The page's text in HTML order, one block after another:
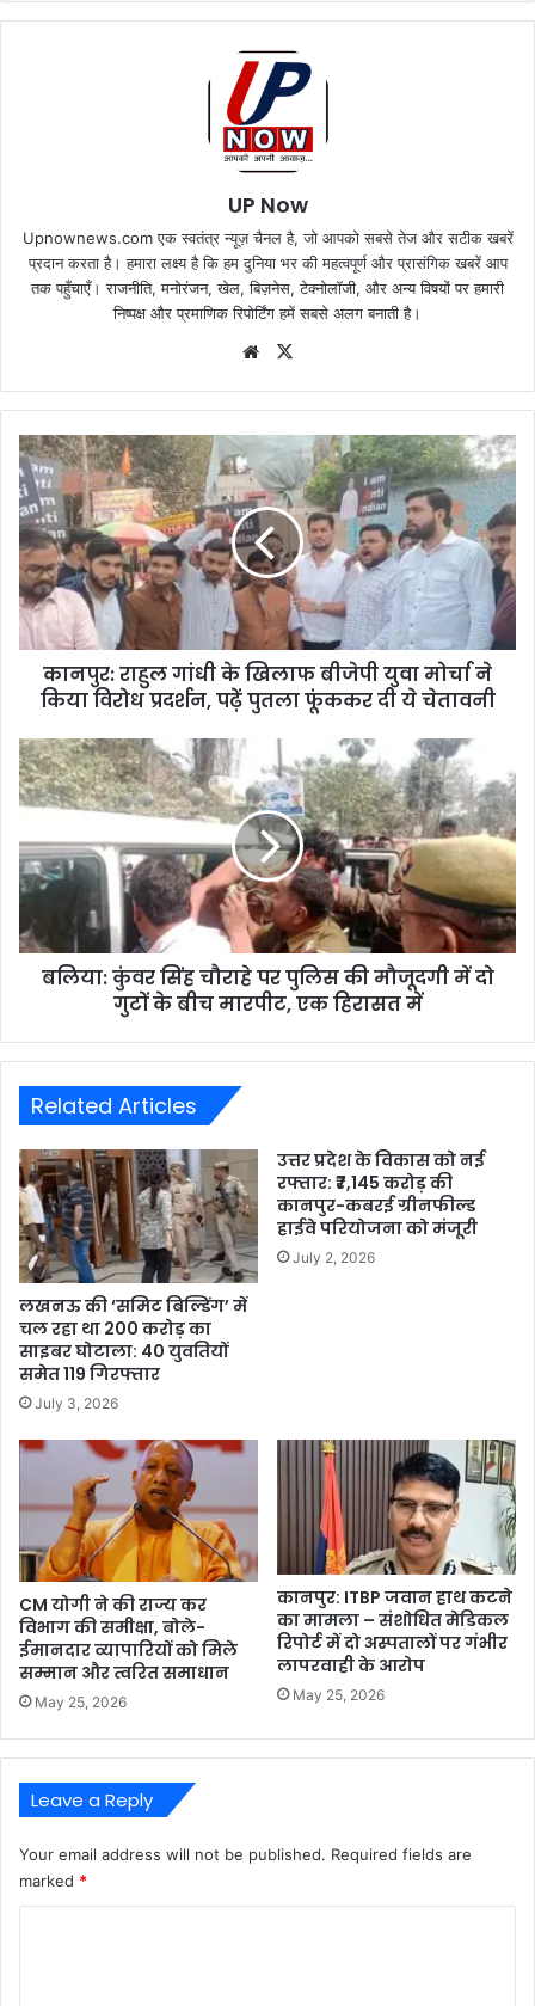
UP Now
Upnownews.com एक स्वतंत्र न्यूज़ चैनल है, जो आपको सबसे तेज और सटीक खबरें
प्रदान करता है। हमारा लक्ष्य है कि हम दुनिया भर की महत्वपूर्ण और प्रासंगिक खबरें आप
तक पहुँचाएँ। राजनीति, मनोरंजन, खेल, बिज़नेस, टेक्नोलॉजी, और अन्य विषयों पर हमारी
निष्पक्ष और प्रमाणिक रिपोर्टिंग हमें सबसे अलग बनाती है।
Website
कानपुर: राहुल गांधी के खिलाफ बीजेपी युवा मोर्चा ने
किया विरोध प्रदर्शन, पढ़ें पुतला फूंककर दी ये चेतावनी
बलिया: कुंवर सिंह चौराहे पर पुलिस की मौजूदगी में दो
गुटों के बीच मारपीट, एक हिरासत में
Related Articles
लखनऊ की ‘समिट बिल्डिंग’ में
चल रहा था 200 करोड़ का
साइबर घोटाला: 40 युवतियों
समेत 119 गिरफ्तार
July 3, 2026
उत्तर प्रदेश के विकास को नई
रफ्तार: ₹7,145 करोड़ की
कानपुर-कबरई ग्रीनफील्ड
हाईवे परियोजना को मंजूरी
July 2, 2026
CM योगी ने की राज्य कर
विभाग की समीक्षा, बोले-
ईमानदार व्यापारियों को मिले
सम्मान और त्वरित समाधान
May 25, 2026
कानपुर: ITBP जवान हाथ कटने
का मामला – संशोधित मेडिकल
रिपोर्ट में दो अस्पतालों पर गंभीर
लापरवाही के आरोप
May 25, 2026
Leave a Reply
Your email address will not be published. Required fields are
marked *